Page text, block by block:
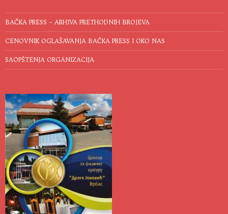
BAČKA PRESS – ARHIVA PRETHODNIH BROJEVA
CENOVNIK OGLAŠAVANJA BAČKA PRESS I OKO NAS
SAOPŠTENJA ORGANIZACIJA